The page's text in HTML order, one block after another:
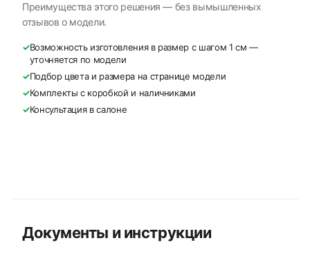
Преимущества этого решения — без вымышленных
отзывов о модели.
✓Возможность изготовления в размер с шагом 1 см —
уточняется по модели
✓Подбор цвета и размера на странице модели
✓Комплекты с коробкой и наличниками
✓Консультация в салоне
Документы и инструкции